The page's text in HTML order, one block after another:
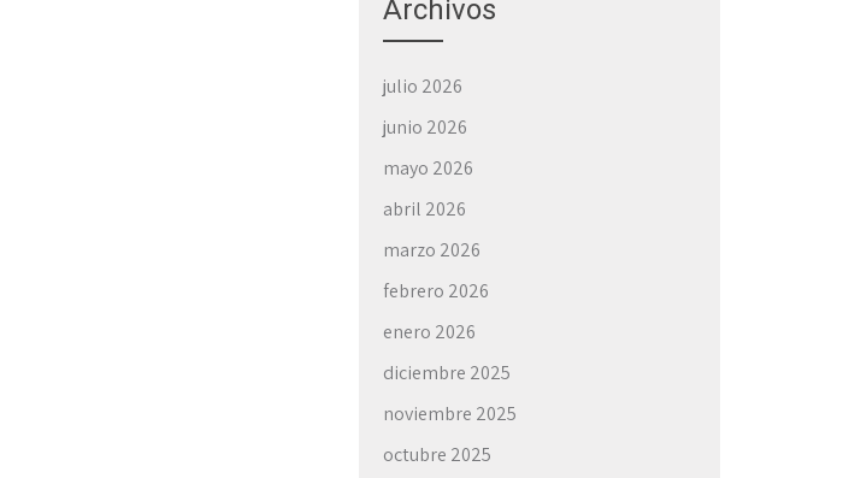
Archivos
julio 2026
junio 2026
mayo 2026
abril 2026
marzo 2026
febrero 2026
enero 2026
diciembre 2025
noviembre 2025
octubre 2025